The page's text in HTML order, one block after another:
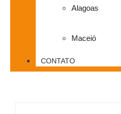
Alagoas
Maceió
CONTATO